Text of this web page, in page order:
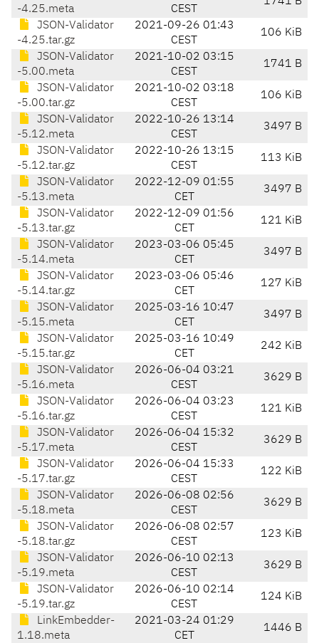
-4.25.meta
CEST
JSON-Validator
-4.25.tar.gz
2021-09-26 01:43
CEST
106 KiB
JSON-Validator
-5.00.meta
2021-10-02 03:15
CEST
1741 B
JSON-Validator
-5.00.tar.gz
2021-10-02 03:18
CEST
106 KiB
JSON-Validator
-5.12.meta
2022-10-26 13:14
CEST
3497 B
JSON-Validator
-5.12.tar.gz
2022-10-26 13:15
CEST
113 KiB
JSON-Validator
-5.13.meta
2022-12-09 01:55
CET
3497 B
JSON-Validator
-5.13.tar.gz
2022-12-09 01:56
CET
121 KiB
JSON-Validator
-5.14.meta
2023-03-06 05:45
CET
3497 B
JSON-Validator
-5.14.tar.gz
2023-03-06 05:46
CET
127 KiB
JSON-Validator
-5.15.meta
2025-03-16 10:47
CET
3497 B
JSON-Validator
-5.15.tar.gz
2025-03-16 10:49
CET
242 KiB
JSON-Validator
-5.16.meta
2026-06-04 03:21
CEST
3629 B
JSON-Validator
-5.16.tar.gz
2026-06-04 03:23
CEST
121 KiB
JSON-Validator
-5.17.meta
2026-06-04 15:32
CEST
3629 B
JSON-Validator
-5.17.tar.gz
2026-06-04 15:33
CEST
122 KiB
JSON-Validator
-5.18.meta
2026-06-08 02:56
CEST
3629 B
JSON-Validator
-5.18.tar.gz
2026-06-08 02:57
CEST
123 KiB
JSON-Validator
-5.19.meta
2026-06-10 02:13
CEST
3629 B
JSON-Validator
-5.19.tar.gz
2026-06-10 02:14
CEST
124 KiB
LinkEmbedder-
1.18.meta
2021-03-24 01:29
CET
1446 B